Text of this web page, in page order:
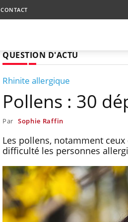
CONTACT
QUESTION D'ACTU
Rhinite allergique
Pollens : 30
Par Sophie Raffin
Les pollens, notamment
difficulté les personnes